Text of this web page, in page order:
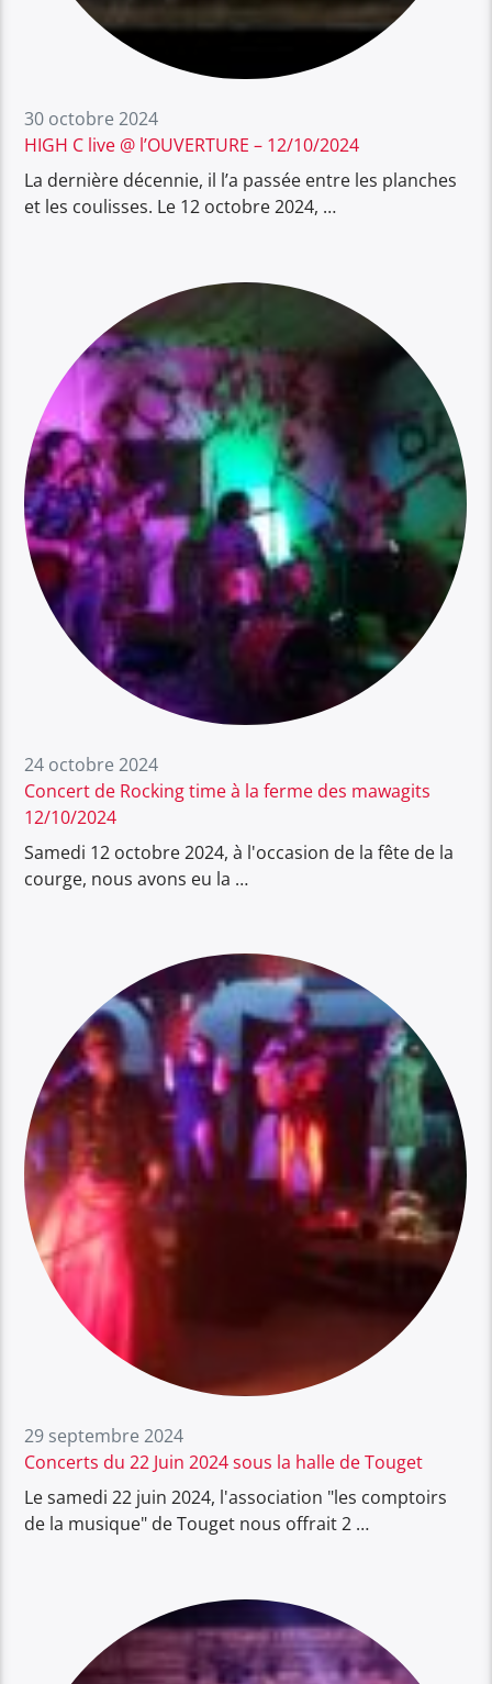
30 octobre 2024
HIGH C live @ l’OUVERTURE – 12/10/2024
La dernière décennie, il l’a passée entre les planches
et les coulisses. Le 12 octobre 2024, …
24 octobre 2024
Concert de Rocking time à la ferme des mawagits
12/10/2024
Samedi 12 octobre 2024, à l'occasion de la fête de la
courge, nous avons eu la …
29 septembre 2024
Concerts du 22 Juin 2024 sous la halle de Touget
Le samedi 22 juin 2024, l'association "les comptoirs
de la musique" de Touget nous offrait 2 …